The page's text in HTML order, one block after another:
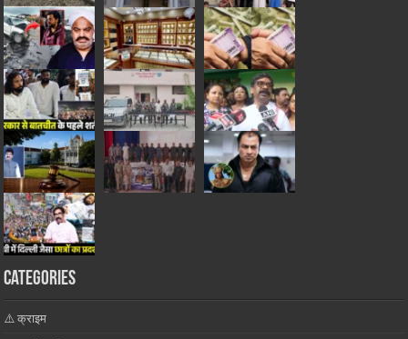
Categories
⚠️ क्राइम